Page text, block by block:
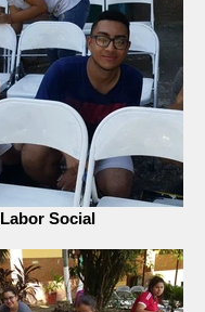
Labor Social